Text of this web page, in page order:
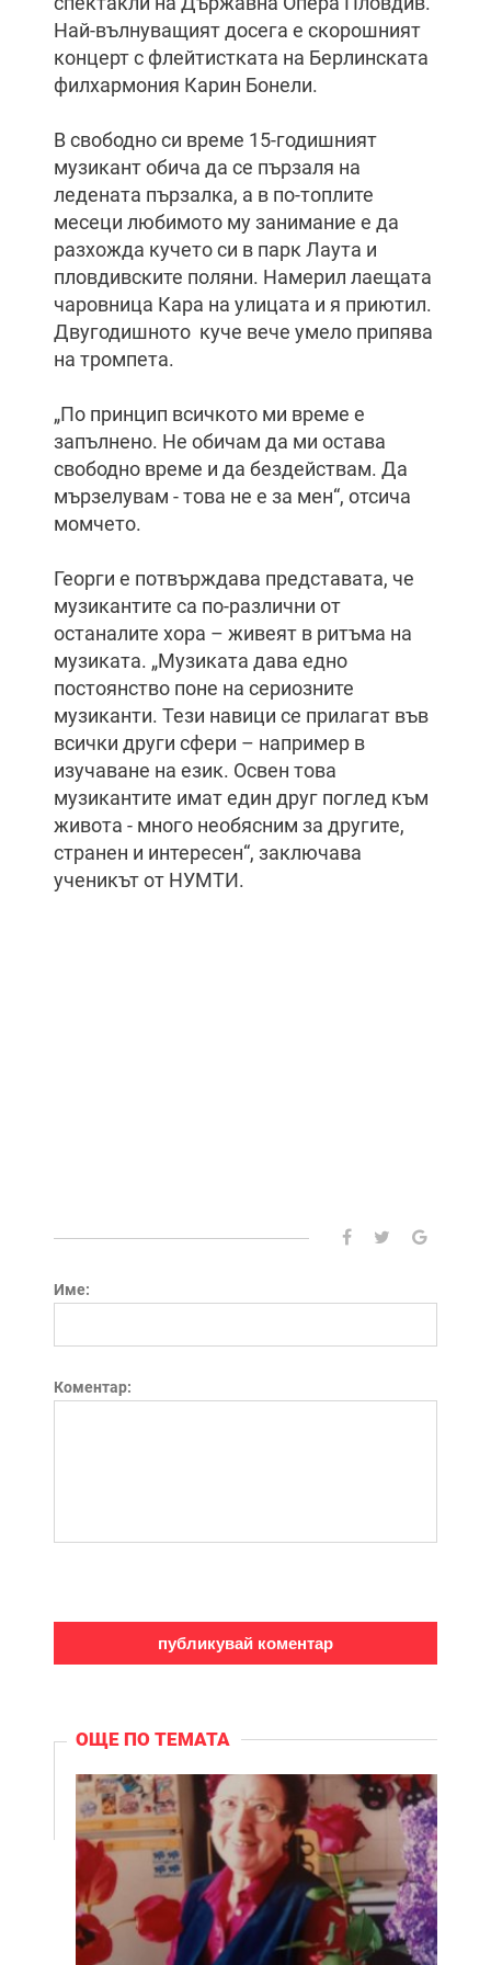
Най-вълнуващият досега е скорошният
концерт с флейтистката на Берлинската
филхармония Карин Бонели.
В свободно си време 15-годишният
музикант обича да се пързаля на
ледената пързалка, а в по-топлите
месеци любимото му занимание е да
разхожда кучето си в парк Лаута и
пловдивските поляни. Намерил лаещата
чаровница Кара на улицата и я приютил.
Двугодишното куче вече умело припява
на тромпета.
„По принцип всичкото ми време е
запълнено. Не обичам да ми остава
свободно време и да бездействам. Да
мързелувам - това не е за мен“, отсича
момчето.
Георги е потвърждава представата, че
музикантите са по-различни от
останалите хора – живеят в ритъма на
музиката. „Музиката дава едно
постоянство поне на сериозните
музиканти. Тези навици се прилагат във
всички други сфери – например в
изучаване на език. Освен това
музикантите имат един друг поглед към
живота - много необясним за другите,
странен и интересен“, заключава
ученикът от НУМТИ.
Име:
Коментар:
ОЩЕ ПО ТЕМАТА